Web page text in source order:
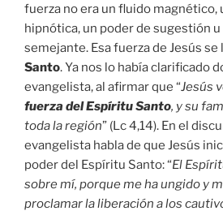
fuerza no era un fluido magnético,
hipnótica, un poder de sugestión
semejante. Esa fuerza de Jesús se
Santo. Ya nos lo había clarificado
evangelista, al afirmar que “Jesús
fuerza del Espíritu Santo, y su
toda la región” (Lc 4,14). En el
evangelista habla de que Jesús
poder del Espíritu Santo: “El
sobre mí, porque me ha ungido y
proclamar la liberación a los